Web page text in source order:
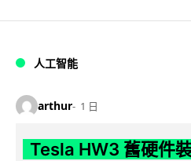
人工智能
arthur 1 日
Tesla HW3 舊硬件